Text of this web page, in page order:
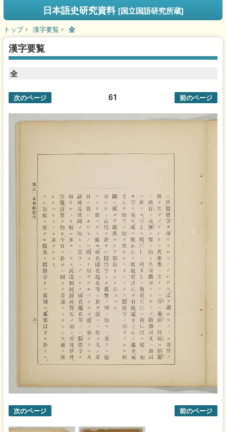
日本語史研究資料 [国立国語研究所蔵]
トップ 漢字要覧 全
漢字要覧
全
61
次のページ 前のページ
次のページ 前のページ